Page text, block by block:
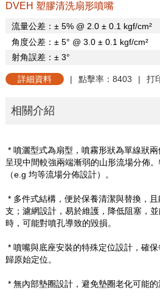
DVEH 塑膠清洗扇形噴嘴
流量公差：±5% @ 2.0 ±0.1 kgf/cm²
角度公差：±5° @ 3.0 ±0.1 kgf/cm²
射角誤差：±3°
詳細資料 | 點擊率：8403 | 打
相關介紹
* 噴灑型式為扇型，噴霧形狀為單線狀兩
呈現中間較強兩端漸弱的山形流場分佈
（e.g 均等流場分佈設計）。
* 多件式結構，便於保養清潔與替換，
支；濾網設計，易於維護，降低阻塞，
時，可能對噴孔導致的毀損。
* 噴嘴與底座安裝的特殊定位設計，確
歸原始定位。
* 無內部墊圈設計，避免墊圈老化可能的